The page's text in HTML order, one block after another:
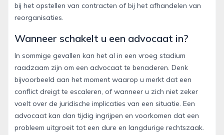
bij het opstellen van contracten of bij het afhandelen van
reorganisaties.
Wanneer schakelt u een advocaat in?
In sommige gevallen kan het al in een vroeg stadium
raadzaam zijn om een advocaat te benaderen. Denk
bijvoorbeeld aan het moment waarop u merkt dat een
conflict dreigt te escaleren, of wanneer u zich niet zeker
voelt over de juridische implicaties van een situatie. Een
advocaat kan dan tijdig ingrijpen en voorkomen dat een
probleem uitgroeit tot een dure en langdurige rechtszaak.